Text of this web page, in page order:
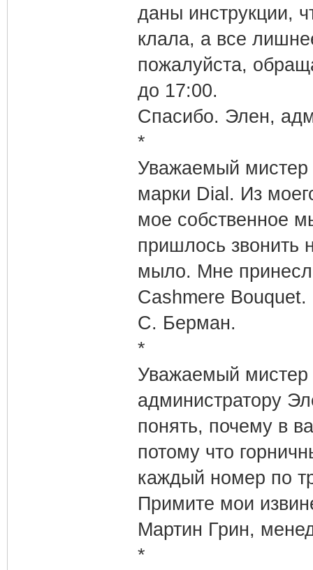
даны инструкции,
клала, а все
пожалуйста,
до 17:00.
Спасибо. Элен,
*
Уважаемый мистер
марки Dial. Из
мое собственное
пришлось звонить
мыло. Мне
Cashmere Bouquet.
С. Берман.
*
Уважаемый
администратору
понять, почему в
потому что
каждый номер по
Примите мои
Мартин Грин,
*